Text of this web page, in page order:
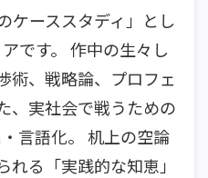
ケーススタディ」とし
です。 作中の生々し
術、戦略論、プロフェ
、実社会で戦うための
言語化。 机上の空論
る「実践的な知恵」